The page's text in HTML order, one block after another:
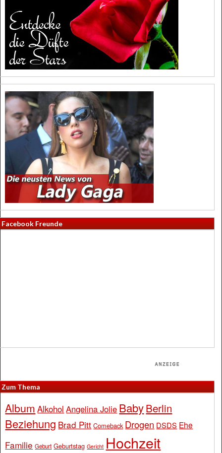
Facebook Freunde
Zum Thema
Album Alkohol Angelina Jolie BabyBerlin
Beziehung Brad Pitt Comeback Drogen DSDS Ehe
Familie Geburt Geburtstag Gericht Hochzeit